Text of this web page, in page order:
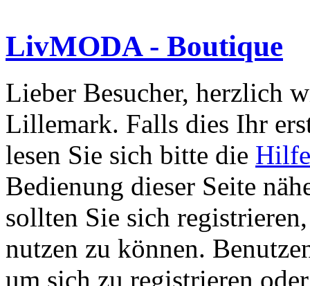
LivMODA - Boutique
Lieber Besucher, herzlich
Lillemark. Falls dies Ihr
lesen Sie sich bitte die Hilfe
Bedienung dieser Seite
sollten Sie sich
nutzen zu können.
um sich zu registrieren